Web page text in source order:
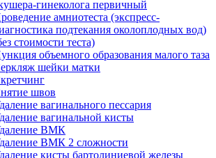
гинеколога первичный
амниотеста (экспресс-
подтекания околоплодных вод)
стоимости теста)
объемного образования малого таза
шейки матки
швов
вагинального пессария
вагинальной кисты
ВМК
ВМК 2 сложности
кисты бартолиниевой железы